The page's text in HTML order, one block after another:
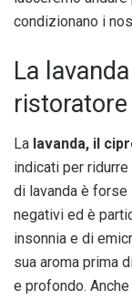
condizionano i
La
ristoratore
La lavanda, il
indicati per
di lavanda è
negativi ed è
insonnia e di
sua aroma prima
e profondo.